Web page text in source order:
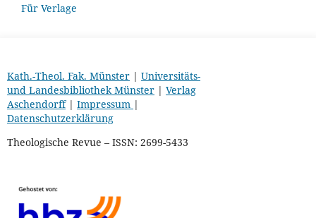
Für Verlage
Kath.-Theol. Fak. Münster| Universitäts-
und Landesbibliothek Münster| Verlag
Aschendorff| Impressum |
Datenschutzerklärung
Theologische Revue – ISSN: 2699-5433